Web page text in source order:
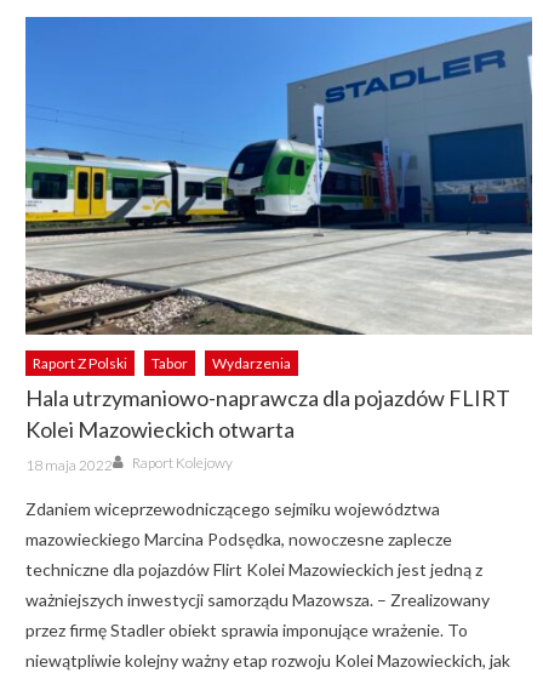
Raport Z Polski Tabor Wydarzenia
Hala utrzymaniowo-naprawcza dla pojazdów FLIRT
Kolei Mazowieckich otwarta
Posted
on
18 maja 2022 Author
Raport Kolejowy
Zdaniem wiceprzewodniczącego sejmiku województwa
mazowieckiego Marcina Podsędka, nowoczesne zaplecze
techniczne dla pojazdów Flirt Kolei Mazowieckich jest jedną z
ważniejszych inwestycji samorządu Mazowsza. – Zrealizowany
przez firmę Stadler obiekt sprawia imponujące wrażenie. To
niewątpliwie kolejny ważny etap rozwoju Kolei Mazowieckich, jak